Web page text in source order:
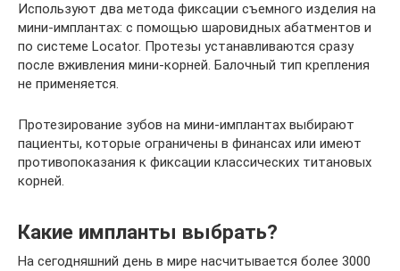
Используют два метода фиксации съемного изделия на
мини-имплантах: с помощью шаровидных абатментов и
по системе Locator. Протезы устанавливаются сразу
после вживления мини-корней. Балочный тип крепления
не применяется.
Протезирование зубов на мини-имплантах выбирают
пациенты, которые ограничены в финансах или имеют
противопоказания к фиксации классических титановых
корней.
Какие импланты выбрать?
На сегодняшний день в мире насчитывается более 3000